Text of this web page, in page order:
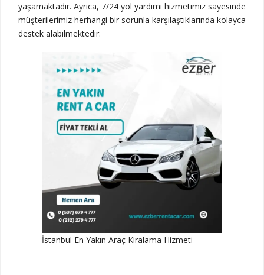
yaşamaktadır. Ayrıca, 7/24 yol yardımı hizmetimiz sayesinde
müşterilerimiz herhangi bir sorunla karşılaştıklarında kolayca
destek alabilmektedir.
İstanbul En Yakın Araç Kiralama Hizmeti